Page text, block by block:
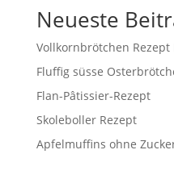
Neueste
Vollkornbrötchen
Fluffig süsse
Flan-Pâtissier-Rezept
Skoleboller Rezept
Apfelmuffins ohne